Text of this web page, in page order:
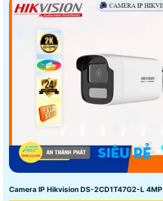
Camera IP Hikvision DS-2CD1T47G2-L 4MP